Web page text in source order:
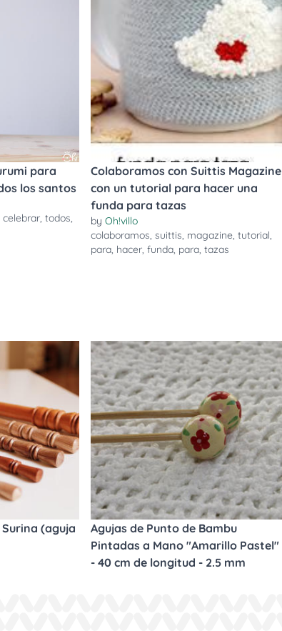
para
los santos
celebrar, todos,
Colaboramos con Suittis Magazine
con un tutorial para hacer una
funda para tazas
by Oh!villo
colaboramos, suittis, magazine, tutorial,
para, hacer, funda, para, tazas
(aguja
Agujas de Punto de Bambu
Pintadas a Mano "Amarillo Pastel"
- 40 cm de longitud - 2.5 mm